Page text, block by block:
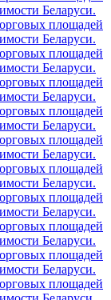
Беларуси.
площадей
Беларуси.
площадей
Беларуси.
площадей
Беларуси.
площадей
Беларуси.
площадей
Беларуси.
площадей
Беларуси.
площадей
Беларуси.
площадей
Беларуси.
площадей
Беларуси.
площадей